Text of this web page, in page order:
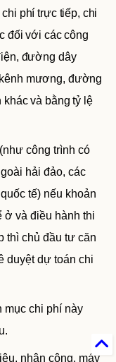
phí trực tiếp, chi
đối với các công
đường dây
mương, đường
khác và bằng tỷ lệ
công trình có
hải đảo, các
tế) nếu khoản
ở và điều hành thi
thì chủ đầu tư căn
duyệt dự toán chi
chi phí này
nhân công, máy